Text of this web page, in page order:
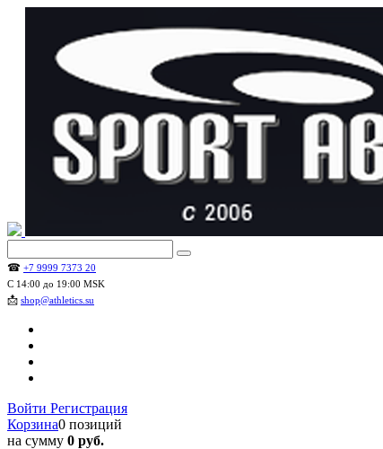
☎ +7 9999 7373 20
С 14:00 до 19:00 MSK
📩 shop@athletics.su
Войти Регистрация
Корзина0 позиций
на сумму 0 руб.